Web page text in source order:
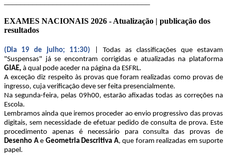
EXAMES NACIONAIS 2026 - Atualização | publicação dos
resultados
(Dia 19 de julho; 11:30)
| Todas as classificações que estavam
"Suspensas" já se encontram corrigidas e atualizadas na plataforma
GIAE, à qual pode aceder na página da ESFRL.
A exceção diz respeito às provas que foram realizadas como provas de
ingresso, cuja verificação deve ser feita presencialmente.
Na segunda-feira, pelas 09h00, estarão afixadas todas as correções na
Escola.
Lembramos ainda que iremos proceder ao envio progressivo das provas
digitais, sem necessidade de efetuar pedido de consulta de prova. Este
procedimento apenas é necessário para consulta das provas de
Desenho Ae Geometria Descritiva A, que foram realizadas em suporte
papel.